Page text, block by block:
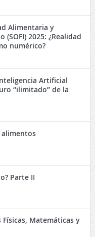
Alimentaria y
2025: ¿Realidad
numérico?
Artificial
“ilimitado” de la
alimentos
Parte II
Físicas, Matemáticas y